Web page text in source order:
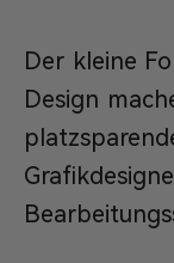
Der kleine
Design